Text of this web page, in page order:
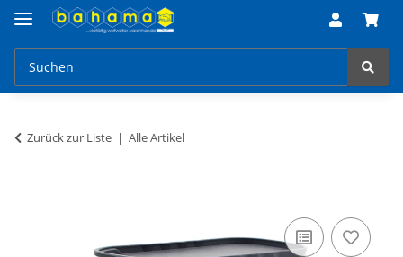
Zurück zur Liste Alle Artikel